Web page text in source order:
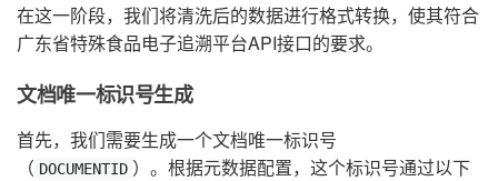
在这一阶段，我们将清洗后的数据进行格式转换，使其符合
广东省特殊食品电子追溯平台API接口的要求。
文档唯一标识号生成
首先，我们需要生成一个文档唯一标识号
（ DOCUMENTID ）。根据元数据配置，这个标识号通过以下